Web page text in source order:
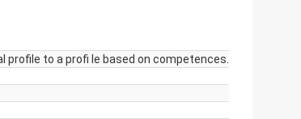
profile to a profi le based on competences.